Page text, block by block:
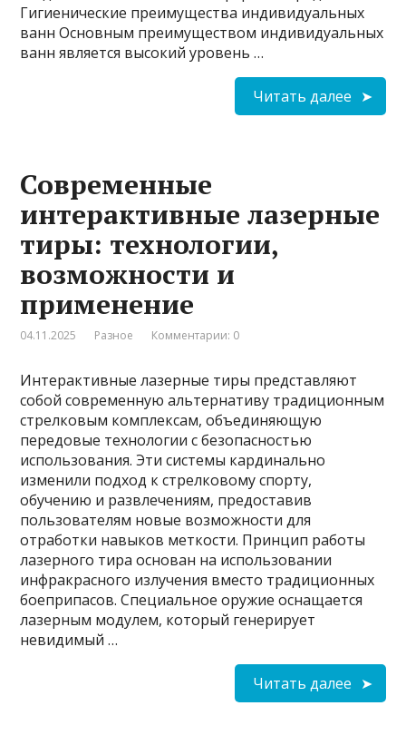
Гигиенические преимущества индивидуальных
ванн Основным преимуществом индивидуальных
ванн является высокий уровень …
Читать далее
Современные
интерактивные лазерные
тиры: технологии,
возможности и
применение
04.11.2025 Разное Комментарии: 0
Интерактивные лазерные тиры представляют
собой современную альтернативу традиционным
стрелковым комплексам, объединяющую
передовые технологии с безопасностью
использования. Эти системы кардинально
изменили подход к стрелковому спорту,
обучению и развлечениям, предоставив
пользователям новые возможности для
отработки навыков меткости. Принцип работы
лазерного тира основан на использовании
инфракрасного излучения вместо традиционных
боеприпасов. Специальное оружие оснащается
лазерным модулем, который генерирует
невидимый …
Читать далее